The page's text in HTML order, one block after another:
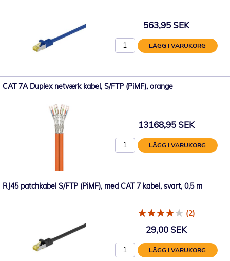
563,95 SEK
LÄGG I VARUKORG
CAT 7A Duplex netværk kabel, S/FTP (PiMF), orange
13168,95 SEK
LÄGG I VARUKORG
RJ45 patchkabel S/FTP (PiMF), med CAT 7 kabel, svart, 0,5 m
(2)
29,00 SEK
LÄGG I VARUKORG